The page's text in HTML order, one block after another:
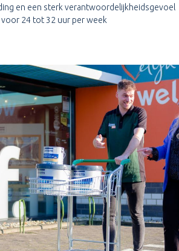
en een sterk verantwoordelijkheidsgevoel
24 tot 32 uur per week